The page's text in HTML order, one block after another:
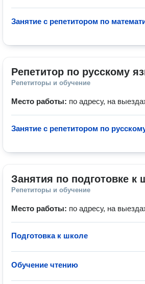
Занятие с репетитором по
Репетитор по русскому
Репетиторы и обучение
Место работы: по адресу, на
Занятие с репетитором по
Занятия по подготовке к
Репетиторы и обучение
Место работы: по адресу, на
Подготовка к школе
Обучение чтению